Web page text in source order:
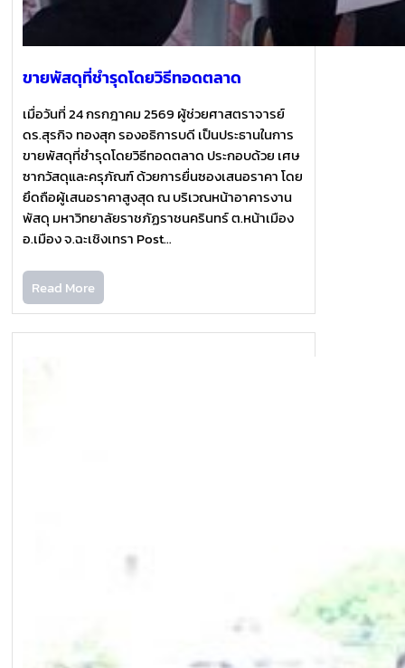
ขายพัสดุที่ชำรุดโดยวิธีทอดตลาด
เมื่อวันที่ 24 กรกฎาคม 2569 ผู้ช่วยศาสตราจารย์
ดร.สุรกิจ ทองสุก รองอธิการบดี เป็นประธานในการ
ขายพัสดุที่ชำรุดโดยวิธีทอดตลาด ประกอบด้วย เศษ
ซากวัสดุและครุภัณฑ์ ด้วยการยื่นซองเสนอราคา โดย
ยึดถือผู้เสนอราคาสูงสุด ณ บริเวณหน้าอาคารงาน
พัสดุ มหาวิทยาลัยราชภัฏราชนครินทร์ ต.หน้าเมือง
อ.เมือง จ.ฉะเชิงเทรา Post…
Read More